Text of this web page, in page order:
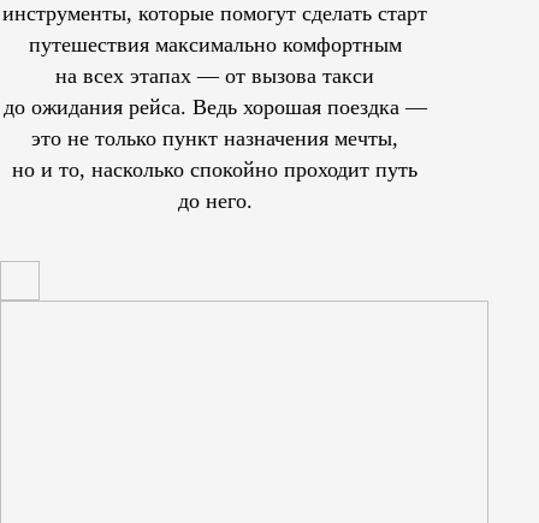
инструменты, которые помогут сделать старт
путешествия максимально комфортным
на всех этапах — от вызова такси
до ожидания рейса. Ведь хорошая поездка —
это не только пункт назначения мечты,
но и то, насколько спокойно проходит путь
до него.